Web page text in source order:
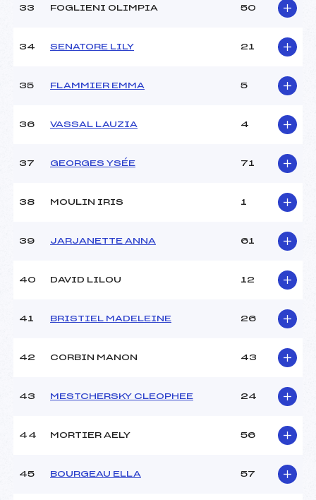
33 FOGLIENI OLIMPIA 50
34 SENATORE LILY 21
35 FLAMMIER EMMA 5
36 VASSAL LAUZIA 4
37 GEORGES YSÉE 71
38 MOULIN IRIS 1
39 JARJANETTE ANNA 61
40 DAVID LILOU 12
41 BRISTIEL MADELEINE 26
42 CORBIN MANON 43
43 MESTCHERSKY CLEOPHEE 24
44 MORTIER AELY 56
45 BOURGEAU ELLA 57